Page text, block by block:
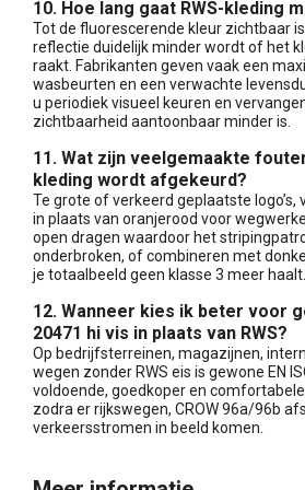
10. Hoe lang gaat RWS-kleding
Tot de fluorescerende kleur zichtbaar
reflectie duidelijk minder wordt of het
raakt. Fabrikanten geven vaak een
wasbeurten en een verwachte
u periodiek visueel keuren en
zichtbaarheid aantoonbaar minder is.
11. Wat zijn veelgemaakte
kleding wordt afgekeurd?
Te grote of verkeerd geplaatste logo’s,
in plaats van oranjerood voor
open dragen waardoor het
onderbroken, of combineren met
je totaalbeeld geen klasse 3 meer haalt.
12. Wanneer kies ik beter voor
20471 hi vis in plaats van RWS?
Op bedrijfsterreinen, magazijnen,
wegen zonder RWS eis is gewone EN
voldoende, goedkoper en
zodra er rijkswegen, CROW 96a/96b
verkeersstromen in beeld komen.